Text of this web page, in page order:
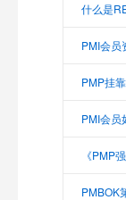
什么是
PMI会员
PMP挂
PMI会员
《PMP
PMBOK